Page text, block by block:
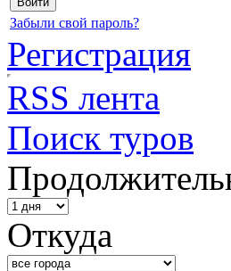
Забыли свой пароль?
Регистрация
RSS лента
Поиск туров
Откуда